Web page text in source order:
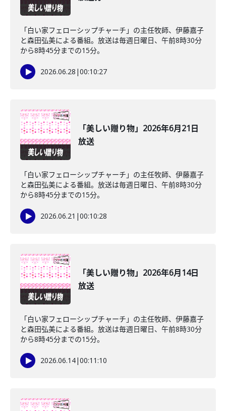
「白い家フェローシップチャーチ」の主任牧師、伊藤嘉子
と森田弘美による番組。放送は毎週日曜日、午前8時30分
から8時45分までの15分。
2026.06.28 |00:10:27
「美しい贈り物」2026年6月21日
放送
「白い家フェローシップチャーチ」の主任牧師、伊藤嘉子
と森田弘美による番組。放送は毎週日曜日、午前8時30分
から8時45分までの15分。
2026.06.21 |00:10:28
「美しい贈り物」2026年6月14日
放送
「白い家フェローシップチャーチ」の主任牧師、伊藤嘉子
と森田弘美による番組。放送は毎週日曜日、午前8時30分
から8時45分までの15分。
2026.06.14|00:11:10